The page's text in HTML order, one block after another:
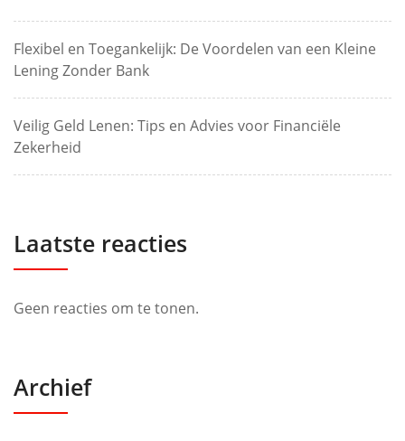
Flexibel en Toegankelijk: De Voordelen van een Kleine
Lening Zonder Bank
Veilig Geld Lenen: Tips en Advies voor Financiële
Zekerheid
Laatste reacties
Geen reacties om te tonen.
Archief